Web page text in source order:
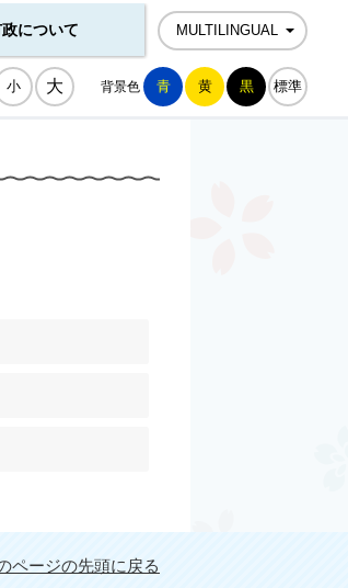
について MULTILINGUAL
小 大 背景色 青 黄 黒 標準
ページの先頭に戻る